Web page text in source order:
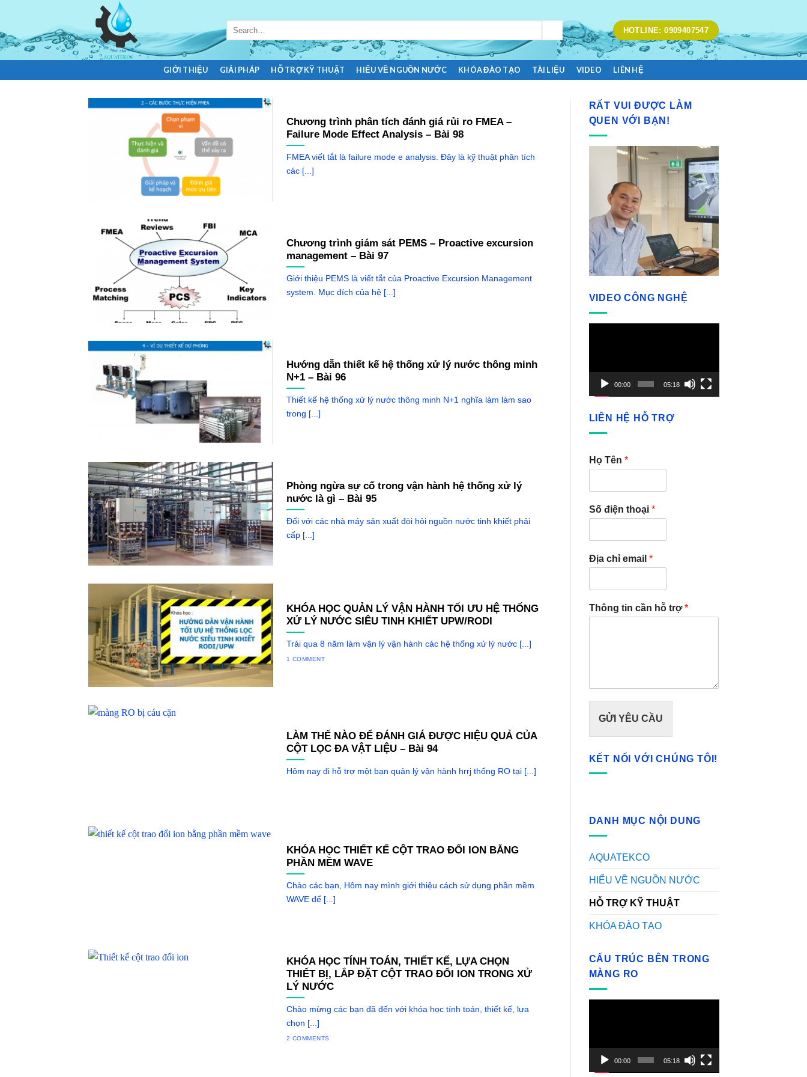
content
for:
HOTLINE: 0909407547
GIỚI THIỆU GIẢI PHÁP HỖ TRỢ KỸ THUẬT HIỂU VỀ NGUỒN NƯỚC KHÓA ĐÀO TẠO TÀI LIỆU VIDEO LIÊN HỆ
Chương trình phân tích đánh giá rủi ro FMEA –
Failure Mode Effect Analysis – Bài 98
FMEA viết tắt là failure mode e analysis. Đây là kỹ thuật phân tích
các [...]
Chương trình giám sát PEMS – Proactive excursion
management – Bài 97
Giới thiệu PEMS là viết tắt của Proactive Excursion Management
system. Mục đích của hệ [...]
Hướng dẫn thiết kế hệ thống xử lý nước thông minh
N+1 – Bài 96
Thiết kế hệ thống xử lý nước thông minh N+1 nghĩa làm làm sao
trong [...]
Phòng ngừa sự cố trong vận hành hệ thống xử lý
nước là gì – Bài 95
Đối với các nhà máy sản xuất đòi hỏi nguồn nước tinh khiết phải
cấp [...]
KHÓA HỌC QUẢN LÝ VẬN HÀNH TỐI ƯU HỆ THỐNG
XỬ LÝ NƯỚC SIÊU TINH KHIẾT UPW/RODI
Trải qua 8 năm làm vận lý vận hành các hệ thống xử lý nước [...]
1 COMMENT
LÀM THẾ NÀO ĐỂ ĐÁNH GIÁ ĐƯỢC HIỆU QUẢ CỦA
CỘT LỌC ĐA VẬT LIỆU – Bài 94
Hôm nay đi hỗ trợ một bạn quản lý vận hành hrrj thống RO tại [...]
KHÓA HỌC THIẾT KẾ CỘT TRAO ĐỔI ION BẰNG
PHẦN MỀM WAVE
Chào các bạn, Hôm nay mình giới thiệu cách sử dụng phần mềm
WAVE để [...]
KHÓA HỌC TÍNH TOÁN, THIẾT KẾ, LỰA CHỌN
THIẾT BỊ, LẮP ĐẶT CỘT TRAO ĐỔI ION TRONG XỬ
LÝ NƯỚC
Chào mừng các bạn đã đến với khóa học tính toán, thiết kế, lựa
chọn [...]
2 COMMENTS
RẤT VUI ĐƯỢC LÀM
QUEN VỚI BẠN!
VIDEO CÔNG NGHỆ
00:00 05:18
LIÊN HỆ HỖ TRỢ
Họ Tên *
Số điện thoại *
Địa chỉ email *
Thông tin cần hỗ trợ*
GỬI YÊU CẦU
KẾT NỐI VỚI CHÚNG TÔI!
DANH MỤC NỘI DUNG
AQUATEKCO
HIỂU VỀ NGUỒN NƯỚC
HỖ TRỢ KỸ THUẬT
KHÓA ĐÀO TẠO
CẤU TRÚC BÊN TRONG
MÀNG RO
00:00 05:18